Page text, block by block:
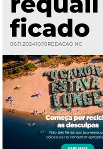
ficado
06.11.202410:10REDACAO NC